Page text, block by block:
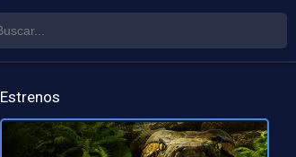
Estrenos